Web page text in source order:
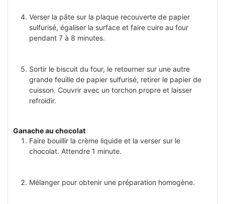
Verser la pâte sur la plaque recouverte de papier
sulfurisé, égaliser la surface et faire cuire au four
pendant 7 à 8 minutes.
Sortir le biscuit du four, le retourner sur une autre
grande feuille de papier sulfurisé, retirer le papier de
cuisson. Couvrir avec un torchon propre et laisser
refroidir.
Ganache au chocolat
Faire bouillir la crème liquide et la verser sur le
chocolat. Attendre 1 minute.
Mélanger pour obtenir une préparation homogène.